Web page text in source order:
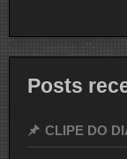
Posts
CLIPE DO